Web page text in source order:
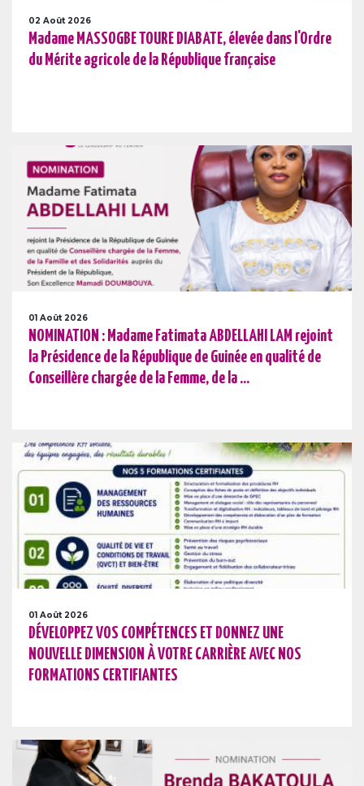
02 Août 2026
Madame MASSOGBE TOURE DIABATE, élevée dans l'Ordre
du Mérite agricole de la République française
01 Août 2026
NOMINATION : Madame Fatimata ABDELLAHI LAM rejoint
la Présidence de la République de Guinée en qualité de
Conseillère chargée de la Femme, de la ...
01 Août 2026
DÉVELOPPEZ VOS COMPÉTENCES ET DONNEZ UNE
NOUVELLE DIMENSION À VOTRE CARRIÈRE AVEC NOS
FORMATIONS CERTIFIANTES